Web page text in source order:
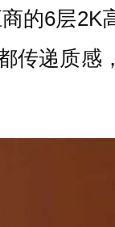
的6层2K
传递质感